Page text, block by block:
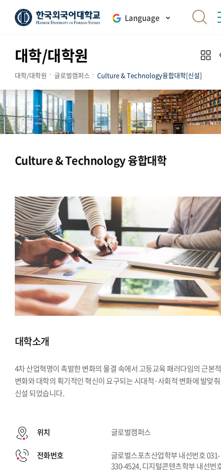
Language
대학/대학원
대학/대학원 글로벌캠퍼스 Culture & Technology융합대학[신설]
Culture & Technology 융합대학
대학소개
4차 산업혁명이 촉발한 변화의 물결 속에서 고등교육 패러다임의 근본적
변화와 대학의 획기적인 혁신이 요구되는 시대적·사회적 변화에 발맞춰
신설 되었습니다.
위치 글로벌캠퍼스
전화번호
글로벌스포츠산업학부 내선번호 031-
330-4524, 디지털콘텐츠학부 내선번